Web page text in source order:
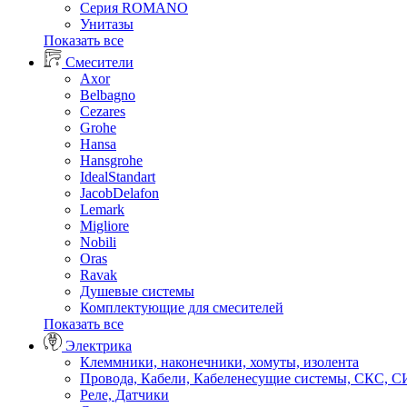
Серия ROMANO
Унитазы
Показать все
Смесители
Axor
Belbagno
Cezares
Grohe
Hansa
Hansgrohe
IdealStandart
JacobDelafon
Lemark
Migliore
Nobili
Oras
Ravak
Душевые системы
Комплектующие для смесителей
Показать все
Электрика
Клеммники, наконечники, хомуты, изолента
Провода, Кабели, Кабеленесущие системы, СКС,
Реле, Датчики